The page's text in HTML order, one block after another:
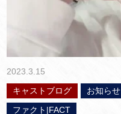
2023.3.15
キャストブログ
お知らせ
ファクト|FACT